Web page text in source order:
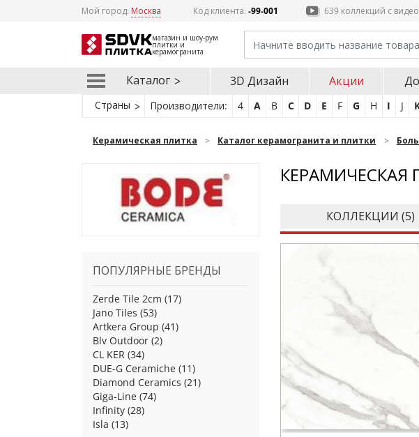
Мой город: Москва Код клиента:-99-001 639 коллекций с видео
магазин и шоу-рум
плитки и
керамогранита
Каталог 3D Дизайн Акции
Страны Производители: 4 A B C D E F G H I J
Керамическая плитка Каталог керамогранита и плитки
ПОПУЛЯРНЫЕ БРЕНДЫ
Zerde Tile 2cm (17)
Jano Tiles (53)
Artkera Group (41)
Blv Outdoor (2)
CL KER (34)
DUE-G Ceramiche (11)
Diamond Ceramics (21)
Giga-Line (74)
Infinity (28)
Isla (13)
КЕРАМИЧЕСКАЯ
КОЛЛЕКЦИИ (5)